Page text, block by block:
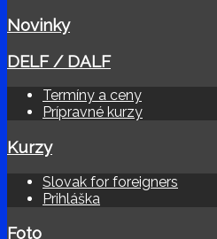
Novinky
DELF / DALF
Termíny a ceny
Prípravné kurzy
Kurzy
Slovak for foreigners
Prihláška
Foto